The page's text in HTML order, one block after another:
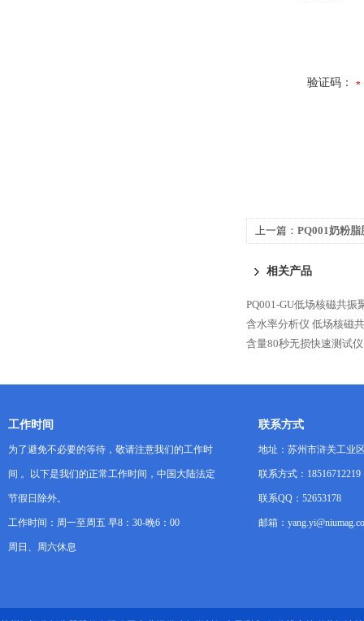
验证码：
上一篇： PQ001奶粉
相关产品
PQ001-GU低场核磁共
含水率分析仪 低场核磁
含量80秒无损快速测试仪
工作时间
为了避免不必要的等待，敬请注意我们的工作时
间 。以下是我们的正常工作时间，中国大陆法定
节假日除外。
工作时间：周一至周五 早8：30-晚6：00
周日、周六休息
联系方式
地址：苏州市浒关工业
联系方式：18516712219
联系QQ：52653178
邮箱：